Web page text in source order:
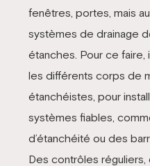
fenêtres, portes, mais
systèmes de drainage
étanches. Pour ce
les différents corps de
étanchéistes, pour
systèmes fiables,
d’étanchéité ou des
Des contrôles